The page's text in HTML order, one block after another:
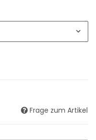
Frage zum Artikel